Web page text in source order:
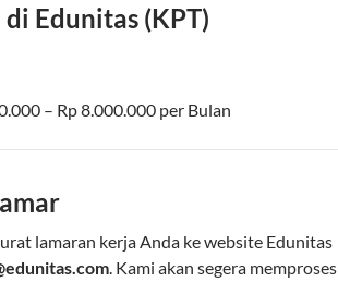
Edunitas (KPT)
– Rp8.000.000 per Bulan
lamaran kerja Anda ke website Edunitas
. Kami akan segera memproses